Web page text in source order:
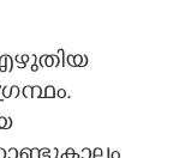
എഴുതിയ